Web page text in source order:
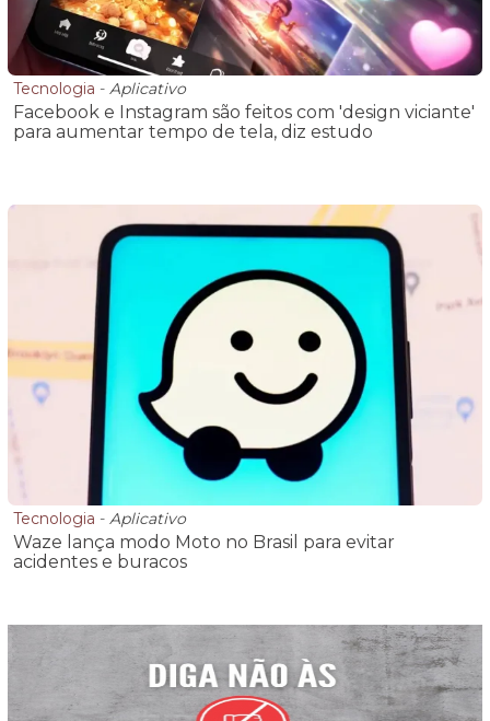
Tecnologia - Aplicativo
Facebook e Instagram são feitos com 'design viciante'
para aumentar tempo de tela, diz estudo
Tecnologia - Aplicativo
Waze lança modo Moto no Brasil para evitar
acidentes e buracos